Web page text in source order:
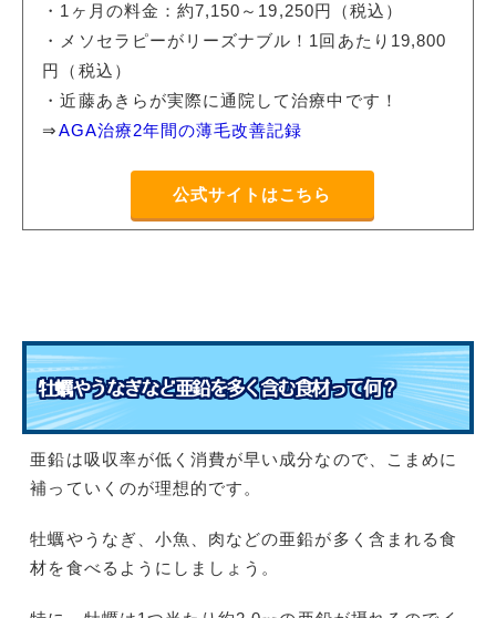
・1ヶ月の料金：約7,150～19,250円（税込）
・メソセラピーがリーズナブル！1回あたり19,800
円（税込）
・近藤あきらが実際に通院して治療中です！
⇒AGA治療2年間の薄毛改善記録
公式サイトはこちら
牡蠣やうなぎなど亜鉛を多く含む食材って何？
亜鉛は吸収率が低く消費が早い成分なので、こまめに
補っていくのが理想的です。
牡蠣やうなぎ、小魚、肉などの亜鉛が多く含まれる食
材を食べるようにしましょう。